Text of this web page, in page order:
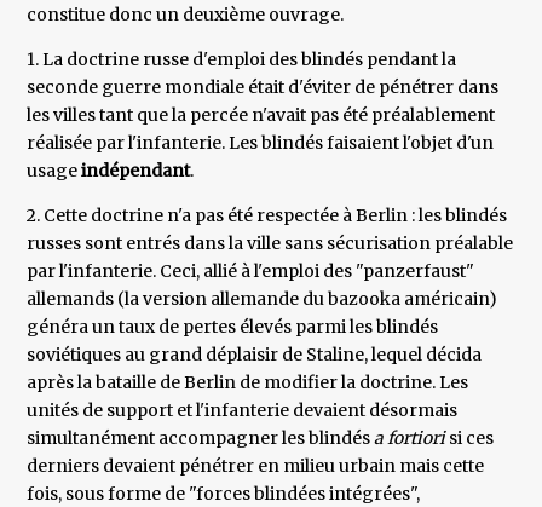
constitue donc un deuxième ouvrage.
1. La doctrine russe d'emploi des blindés pendant la
seconde guerre mondiale était d'éviter de pénétrer dans
les villes tant que la percée n'avait pas été préalablement
réalisée par l'infanterie. Les blindés faisaient l'objet d'un
usageindépendant.
2. Cette doctrine n'a pas été respectée à Berlin : les blindés
russes sont entrés dans la ville sans sécurisation préalable
par l'infanterie. Ceci, allié à l'emploi des "panzerfaust"
allemands (la version allemande du bazooka américain)
généra un taux de pertes élevés parmi les blindés
soviétiques au grand déplaisir de Staline, lequel décida
après la bataille de Berlin de modifier la doctrine. Les
unités de support et l'infanterie devaient désormais
simultanément accompagner les blindésa fortiorisi ces
derniers devaient pénétrer en milieu urbain mais cette
fois, sous forme de "forces blindées intégrées",